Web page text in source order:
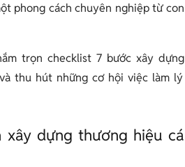
phong cách chuyên nghiệp từ con
trọn checklist 7 bước xây dựng
thu hút những cơ hội việc làm lý
xây dựng thương hiệu cá